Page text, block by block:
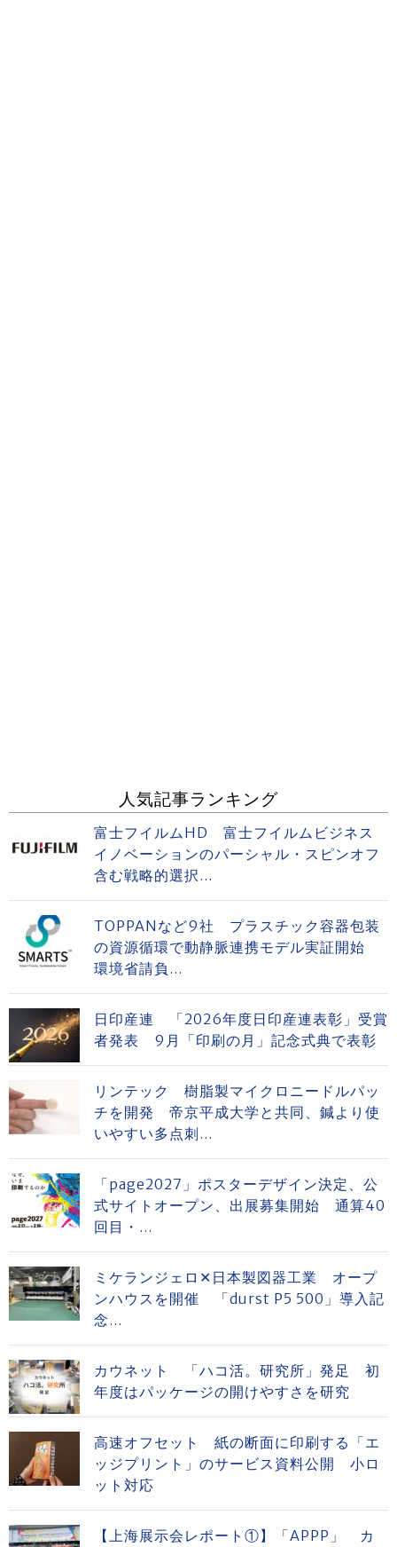
人気記事ランキング
富士フイルムHD 富士フイルムビジネス
イノベーションのパーシャル・スピンオフ
含む戦略的選択...
TOPPANなど9社 プラスチック容器包装
の資源循環で動静脈連携モデル実証開始
環境省請負...
日印産連 「2026年度日印産連表彰」受賞
者発表 9月「印刷の月」記念式典で表彰
リンテック 樹脂製マイクロニードルパッ
チを開発 帝京平成大学と共同、鍼より使
いやすい多点刺...
「page2027」ポスターデザイン決定、公
式サイトオープン、出展募集開始 通算40
回目・...
ミケランジェロ✕日本製図器工業 オープ
ンハウスを開催 「durst P5 500」導入記
念...
カウネット 「ハコ活。研究所」発足 初
年度はパッケージの開けやすさを研究
高速オフセット 紙の断面に印刷する「エ
ッジプリント」のサービス資料公開 小ロ
ット対応
【上海展示会レポート①】「APPP」 カ